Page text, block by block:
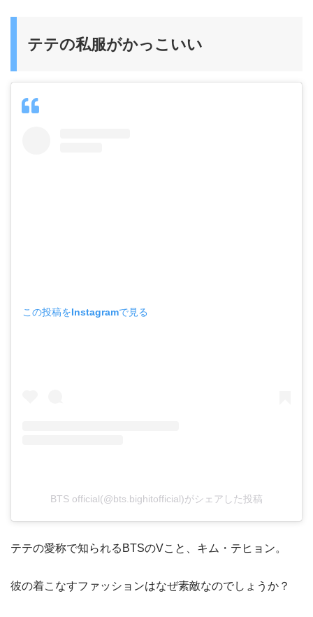
テテの私服がかっこいい
この投稿をInstagramで見る
BTS official(@bts.bighitofficial)がシェアした投稿
テテの愛称で知られるBTSのVこと、キム・テヒョン。
彼の着こなすファッションはなぜ素敵なのでしょうか？